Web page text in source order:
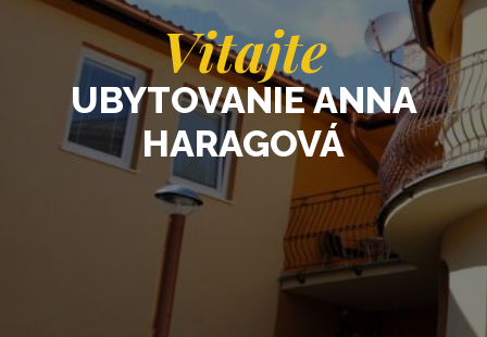
Vitajte
UBYTOVANIE ANNA
HARAGOVÁ